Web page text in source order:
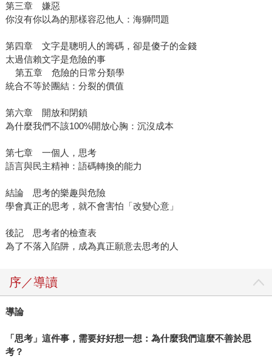
第三章 嫌惡
你沒有你以為的那樣容忍他人：海獅問題
第四章 文字是聰明人的籌碼，卻是傻子的金錢
太過信賴文字是危險的事
第五章 危險的日常分類學
統合不等於團結：分裂的價值
第六章 開放和閉鎖
為什麼我們不該100%開放心胸：沉沒成本
第七章 一個人，思考
語言與民主精神：語碼轉換的能力
結論 思考的樂趣與危險
學會真正的思考，就不會害怕「改變心意」
後記 思考者的檢查表
為了不落入陷阱，成為真正願意去思考的人
序／導讀
導論
「思考」這件事，需要好好想一想：為什麼我們這麼不善於思
考？